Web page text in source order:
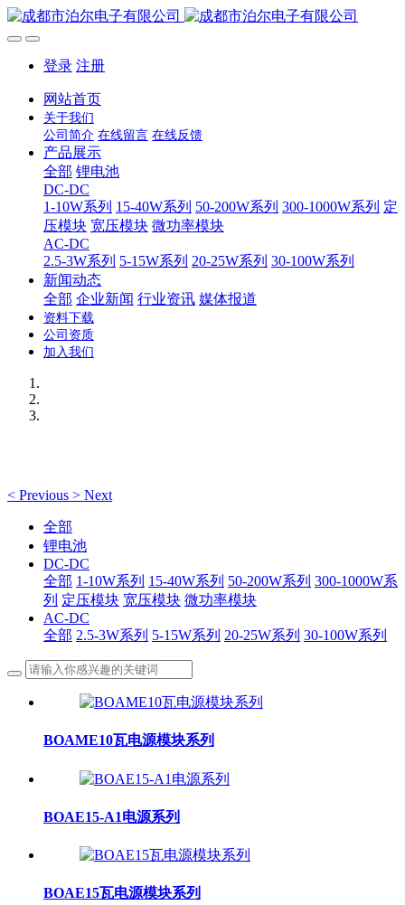
登录 注册
网站首页
关于我们
公司简介 在线留言 在线反馈
产品展示
全部 锂电池
DC-DC
1-10W系列 15-40W系列 50-200W系列 300-1000W系列 定
压模块 宽压模块 微功率模块
AC-DC
2.5-3W系列 5-15W系列 20-25W系列 30-100W系列
新闻动态
全部 企业新闻 行业资讯 媒体报道
资料下载
公司资质
加入我们
< Previous > Next
全部
锂电池
DC-DC
全部 1-10W系列 15-40W系列 50-200W系列 300-1000W系
列 定压模块 宽压模块 微功率模块
AC-DC
全部 2.5-3W系列 5-15W系列 20-25W系列 30-100W系列
BOAME10瓦电源模块系列
BOAE15-A1电源系列
BOAE15瓦电源模块系列